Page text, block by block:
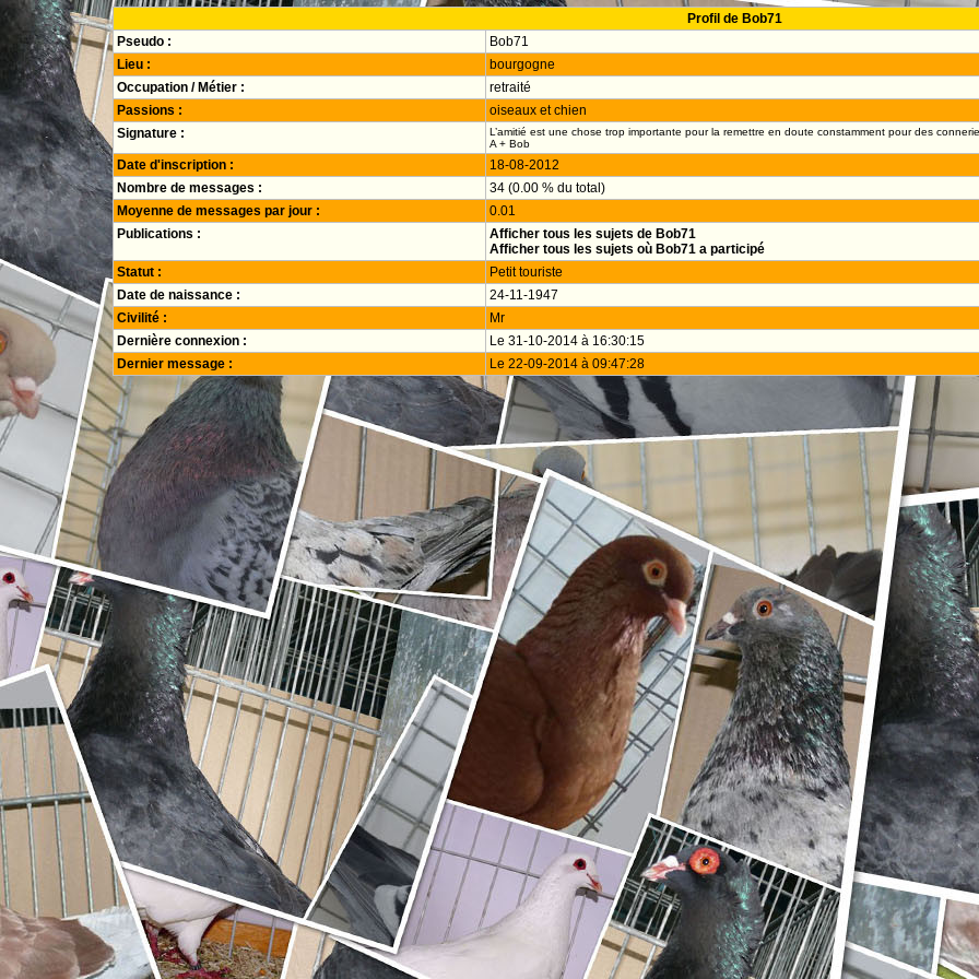
Profil de Bob71
Pseudo :
Bob71
Lieu :
bourgogne
Occupation / Métier :
retraité
Passions :
oiseaux et chien
Signature :
L’amitié est une chose trop importante pour la remettre en doute constamment pour des
A + Bob
Date d'inscription :
18-08-2012
Nombre de messages :
34 (0.00 % du total)
Moyenne de messages par jour :
0.01
Publications :
Afficher tous les sujets de Bob71
Afficher tous les sujets où Bob71 a participé
Statut :
Petit touriste
Date de naissance :
24-11-1947
Civilité :
Mr
Dernière connexion :
Le 31-10-2014 à 16:30:15
Dernier message :
Le 22-09-2014 à 09:47:28